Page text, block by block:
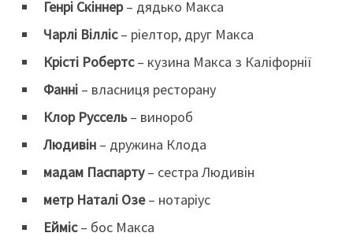
Генрі Скіннер– дядько Макса
Чарлі Вілліс– ріелтор, друг Макса
Крісті Робертс– кузина Макса з Каліфорнії
Фанні – власниця ресторану
Клор Руссель– винороб
Людивін – дружина Клода
мадам Паспарту– сестра Людивін
метр Наталі Озе– нотаріус
Ейміс– бос Макса